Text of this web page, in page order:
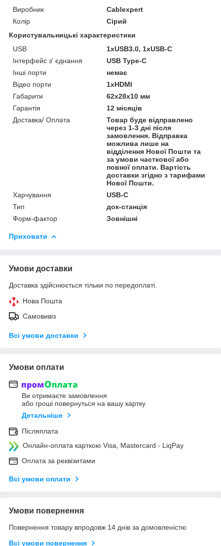
Виробник
Cablexpert
Колір
Сірий
Користувальницькі характеристики
USB
1хUSB3.0, 1хUSB-C
Інтерфейс з' єднання
USB Type-C
Інші порти
немає
Відео порти
1хHDMI
Габарити
62х28х10 мм
Гарантія
12 місяців
Доставка/ Оплата
Товар буде відправлено
через 1-3 дні після
замовлення. Відправка
можлива лише на
відділення Нової Пошти та
за умови часткової або
повної оплати. Вартість
доставки згідно з тарифами
Нової Пошти.
Харчування
USB-C
Тип
док-станція
Форм-фактор
Зовнішні
Приховати
Умови доставки
Доставка здійснюється тільки по передоплаті.
Нова Пошта
Самовивіз
Всі умови доставки
Умови оплати
Ви отримаєте замовлення
або гроші повернуться на вашу картку
Детальніше
Післяплата
Онлайн-оплата карткою Visa, Mastercard - LiqPay
Оплата за реквізитами
Всі умови оплати
Умови повернення
Повернення товару впродовж 14 днів за домовленістю
Всі умови повернення